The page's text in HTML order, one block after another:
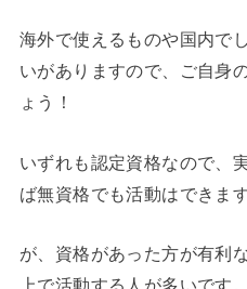
海外で使えるものや国内で
いがありますので、ご自身
ょう！
いずれも認定資格なので、
ば無資格でも活動はできます
が、資格があった方が有利
上で活動する人が多いです。